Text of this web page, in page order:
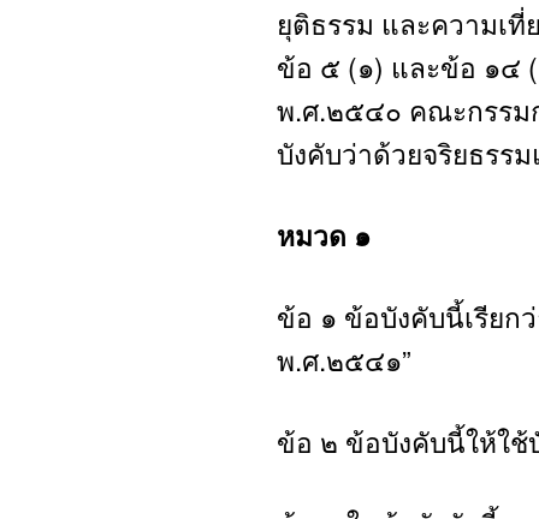
ยุติธรรม และความเ
ข้อ ๕ (๑) และข้อ ๑๔
พ.ศ.๒๕๔๐ คณะกรรม
บังคับว่าด้วยจริยธรร
หมวด ๑
ข้อ ๑ ข้อบังคับนี้เรียก
พ.ศ.๒๕๔๑”
ข้อ ๒ ข้อบังคับนี้ให้ใช้